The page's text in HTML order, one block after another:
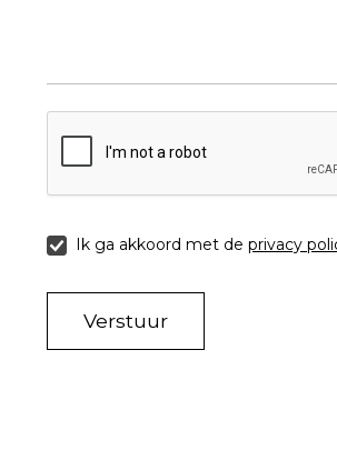
Ik ga akkoord met deprivacy